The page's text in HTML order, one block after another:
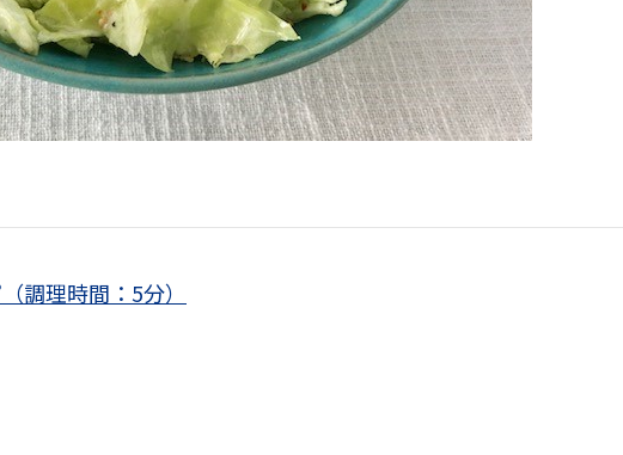
調理時間：5分）